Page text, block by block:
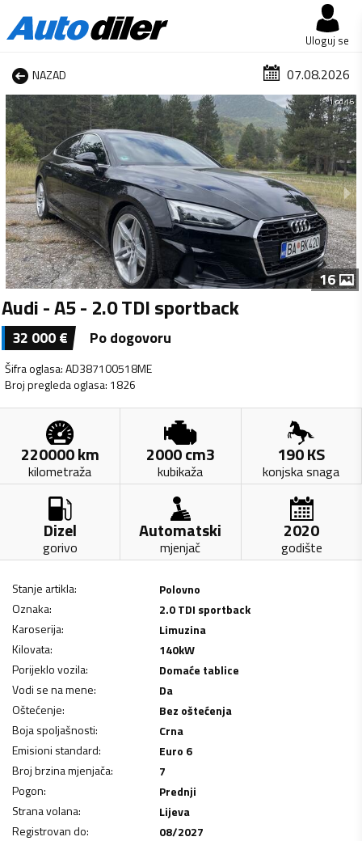
Uloguj se
NAZAD 07.08.2026
1 od 16
16
Audi - A5 - 2.0 TDI sportback
32 000€ Po dogovoru
Šifra oglasa:AD387100518ME
Broj pregleda oglasa: 1826
220000km
kilometraža
2000cm3
kubikaža
190KS
konjska snaga
Dizel
gorivo
Automatski
mjenjač
2020
godište
Stanje artikla:
Polovno
Oznaka:
2.0 TDI sportback
Karoserija:
Limuzina
Kilovata: 140kW
Porijeklo vozila:
Domaće tablice
Vodi se na mene:
Da
Oštećenje:
Bez oštećenja
Boja spoljašnosti:
Crna
Emisioni standard:
Euro 6
Broj brzina mjenjača:
7
Pogon:
Prednji
Strana volana:
Lijeva
Registrovan do:
08/2027